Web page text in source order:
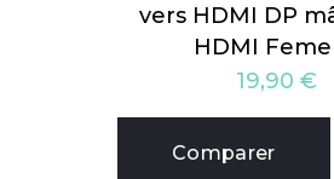
vers HDMI DP
HDMI
19,90 €
Comparer